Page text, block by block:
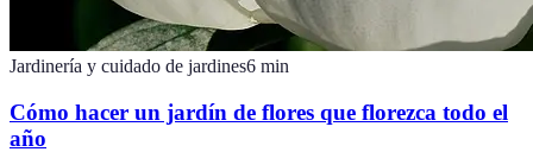
Jardinería y cuidado de jardines6 min
Cómo hacer un jardín de flores que florezca todo el
año